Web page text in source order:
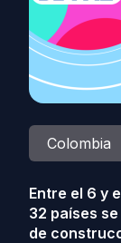
Colombia
Entre el 6 y
32 países
de